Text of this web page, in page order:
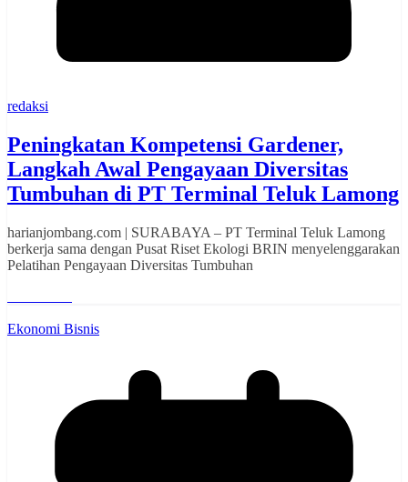
redaksi
Peningkatan Kompetensi Gardener,
Langkah Awal Pengayaan Diversitas
Tumbuhan di PT Terminal Teluk Lamong
harianjombang.com | SURABAYA – PT Terminal Teluk Lamong
berkerja sama dengan Pusat Riset Ekologi BRIN menyelenggarakan
Pelatihan Pengayaan Diversitas Tumbuhan
Ekonomi Bisnis